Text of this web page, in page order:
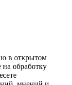
в открытом
на обработку